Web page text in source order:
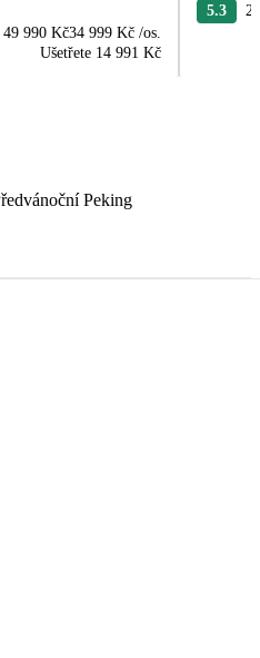
49 990 Kč34 999 Kč /os.
Ušetřete 14 991 Kč
5.3
Peking